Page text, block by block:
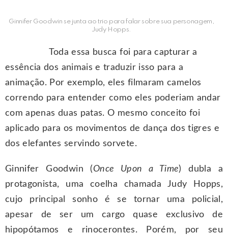
Ginnifer Goodwin se junta ao trio para falar sobre sua personagem,
Judy Hopps.
Toda essa busca foi para capturar a
essência dos animais e traduzir isso para a
animação. Por exemplo, eles filmaram camelos
correndo para entender como eles poderiam andar
com apenas duas patas. O mesmo conceito foi
aplicado para os movimentos de dança dos tigres e
dos elefantes servindo sorvete.
Ginnifer Goodwin (Once Upon a Time) dubla a
protagonista, uma coelha chamada Judy Hopps,
cujo principal sonho é se tornar uma policial,
apesar de ser um cargo quase exclusivo de
hipopótamos e rinocerontes. Porém, por seu